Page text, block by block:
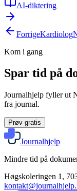
AI-diktering
ForrigeKardiolog
Kom i gang
Spar tid på
Journalhjelp fyller ut
fra journal.
Prøv gratis
Journalhjelp
Mindre tid på
Høgskoleringen 1,